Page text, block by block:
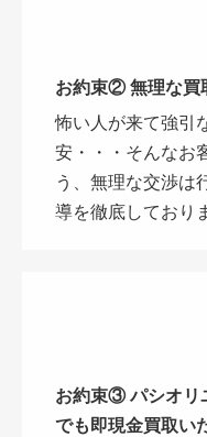
お約束② 無理な買
怖い人が来て強引
安・・・そんなお
う、無理な交渉は
導を徹底しており
お約束③ パシオリ
でも即現金買取い